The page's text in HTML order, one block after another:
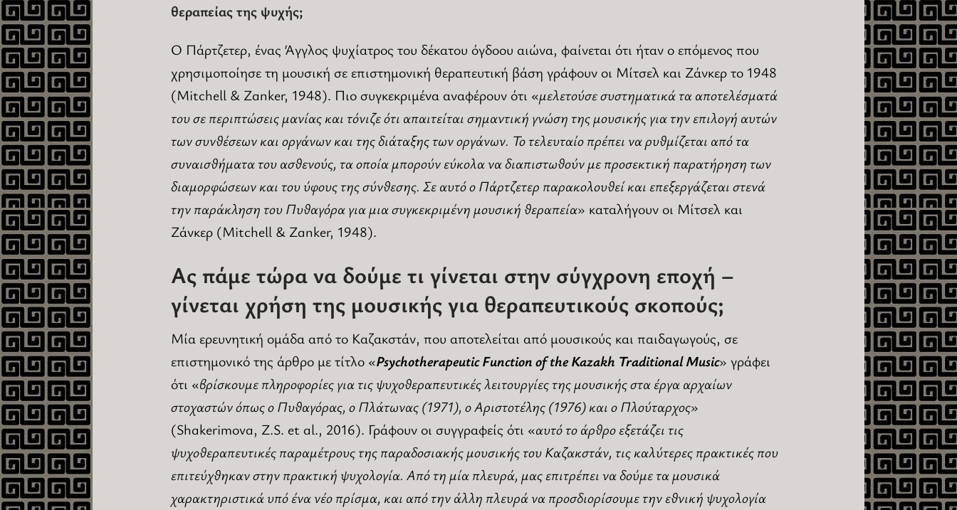
θεραπείας της ψυχής;
Ο Πάρτζετερ, ένας Άγγλος ψυχίατρος του δέκατου όγδοου αιώνα, φαίνεται ότι ήταν ο επόμενος που
χρησιμοποίησε τη μουσική σε επιστημονική θεραπευτική βάση γράφουν οι Μίτσελ και Ζάνκερ το 1948
(Mitchell & Zanker, 1948). Πιο συγκεκριμένα αναφέρουν ότι «μελετούσε συστηματικά τα αποτελέσματά
του σε περιπτώσεις μανίας και τόνιζε ότι απαιτείται σημαντική γνώση της μουσικής για την επιλογή αυτών
των συνθέσεων και οργάνων και της διάταξης των οργάνων. Το τελευταίο πρέπει να ρυθμίζεται από τα
συναισθήματα του ασθενούς, τα οποία μπορούν εύκολα να διαπιστωθούν με προσεκτική παρατήρηση των
διαμορφώσεων και του ύφους της σύνθεσης. Σε αυτό ο Πάρτζετερ παρακολουθεί και επεξεργάζεται στενά
την παράκληση του Πυθαγόρα για μια συγκεκριμένη μουσική θεραπεία» καταλήγουν οι Μίτσελ και
Ζάνκερ (Mitchell & Zanker, 1948).
Ας πάμε τώρα να δούμε τι γίνεται στην σύγχρονη εποχή –
γίνεται χρήση της μουσικής για θεραπευτικούς σκοπούς;
Μία ερευνητική ομάδα από το Καζακστάν, που αποτελείται από μουσικούς και παιδαγωγούς, σε
επιστημονικό της άρθρο με τίτλο «Psychotherapeutic Function of the Kazakh Traditional Music» γράφει
ότι «βρίσκουμε πληροφορίες για τις ψυχοθεραπευτικές λειτουργίες της μουσικής στα έργα αρχαίων
στοχαστών όπως ο Πυθαγόρας, ο Πλάτωνας (1971), ο Αριστοτέλης (1976) και ο Πλούταρχος»
(Shakerimova, Z.S. et al., 2016). Γράφουν οι συγγραφείς ότι «αυτό το άρθρο εξετάζει τις
ψυχοθεραπευτικές παραμέτρους της παραδοσιακής μουσικής του Καζακστάν, τις καλύτερες πρακτικές που
επιτεύχθηκαν στην πρακτική ψυχολογία. Από τη μία πλευρά, μας επιτρέπει να δούμε τα μουσικά
χαρακτηριστικά υπό ένα νέο πρίσμα, και από την άλλη πλευρά να προσδιορίσουμε την εθνική ψυχολογία